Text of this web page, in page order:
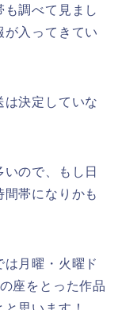
調べて見まし
が入ってきてい
は決定していな
ので、もし日
帯になりかも
月曜・火曜ド
座をとった作品